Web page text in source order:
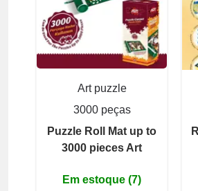
Art puzzle
3000 peças
Puzzle Roll Mat up to
3000 pieces Art
Em estoque (7)